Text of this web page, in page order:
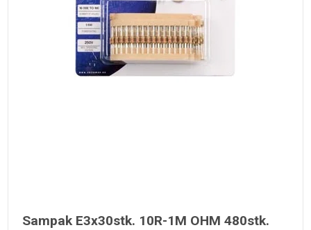
Sampak E3x30stk. 10R-1M OHM 480stk.